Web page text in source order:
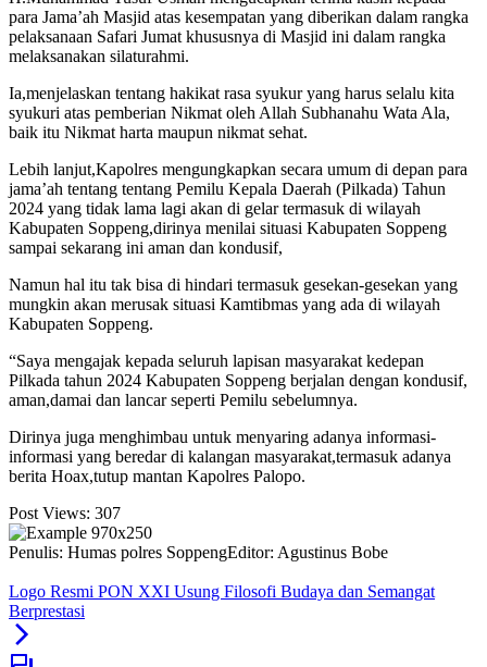
para Jama’ah Masjid atas kesempatan yang diberikan dalam rangka
pelaksanaan Safari Jumat khususnya di Masjid ini dalam rangka
melaksanakan silaturahmi.
Ia,menjelaskan tentang hakikat rasa syukur yang harus selalu kita
syukuri atas pemberian Nikmat oleh Allah Subhanahu Wata Ala,
baik itu Nikmat harta maupun nikmat sehat.
Lebih lanjut,Kapolres mengungkapkan secara umum di depan para
jama’ah tentang tentang Pemilu Kepala Daerah (Pilkada) Tahun
2024 yang tidak lama lagi akan di gelar termasuk di wilayah
Kabupaten Soppeng,dirinya menilai situasi Kabupaten Soppeng
sampai sekarang ini aman dan kondusif,
Namun hal itu tak bisa di hindari termasuk gesekan-gesekan yang
mungkin akan merusak situasi Kamtibmas yang ada di wilayah
Kabupaten Soppeng.
“Saya mengajak kepada seluruh lapisan masyarakat kedepan
Pilkada tahun 2024 Kabupaten Soppeng berjalan dengan kondusif,
aman,damai dan lancar seperti Pemilu sebelumnya.
Dirinya juga menghimbau untuk menyaring adanya informasi-
informasi yang beredar di kalangan masyarakat,termasuk adanya
berita Hoax,tutup mantan Kapolres Palopo.
Post Views: 307
Penulis: Humas polres SoppengEditor: Agustinus Bobe
Logo Resmi PON XXI Usung Filosofi Budaya dan Semangat
Berprestasi